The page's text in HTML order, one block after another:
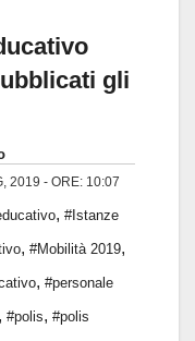
gli
2019 - ORE: 10:07
, #Istanze
, #Mobilità 2019,
, #personale
, #polis, #polis